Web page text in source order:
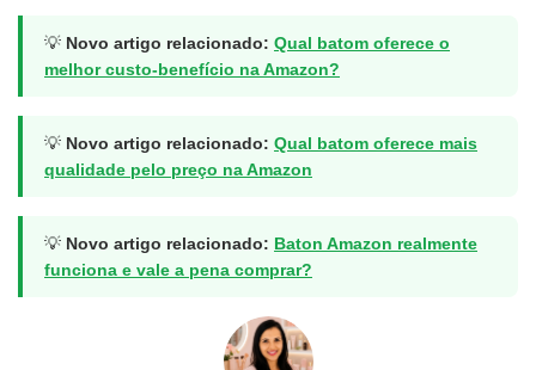
💡 Novo artigo relacionado: Qual batom oferece o
melhor custo-benefício na Amazon?
💡 Novo artigo relacionado: Qual batom oferece mais
qualidade pelo preço na Amazon
💡 Novo artigo relacionado: Baton Amazon realmente
funciona e vale a pena comprar?